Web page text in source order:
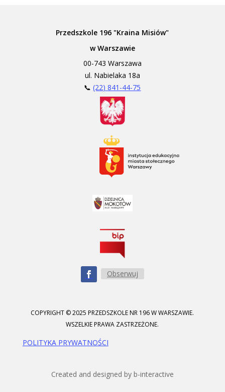
Przedszkole 196 "Kraina Misiów"
w Warszawie
00-743 Warszawa
ul. Nabielaka 18a
📞(22) 841-44-75
Obserwuj
COPYRIGHT © 2025 PRZEDSZKOLE NR 196 W WARSZAWIE.
WSZELKIE PRAWA ZASTRZEŻONE.
POLITYKA PRYWATNOŚCI
Created and designed by b-interactive